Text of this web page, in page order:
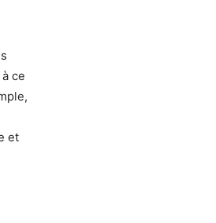
ce
et